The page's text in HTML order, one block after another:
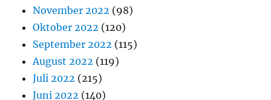
November 2022 (98)
Oktober 2022 (120)
September 2022 (115)
August 2022 (119)
Juli 2022 (215)
Juni 2022 (140)